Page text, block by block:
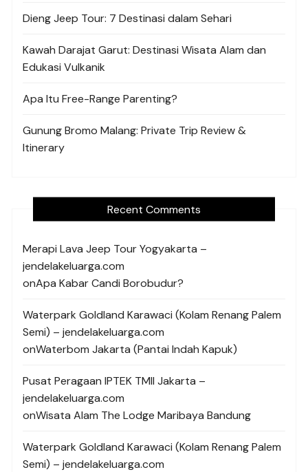
Dieng Jeep Tour: 7 Destinasi dalam Sehari
Kawah Darajat Garut: Destinasi Wisata Alam dan
Edukasi Vulkanik
Apa Itu Free-Range Parenting?
Gunung Bromo Malang: Private Trip Review &
Itinerary
Recent Comments
Merapi Lava Jeep Tour Yogyakarta –
jendelakeluarga.com
onApa Kabar Candi Borobudur?
Waterpark Goldland Karawaci (Kolam Renang Palem
Semi) – jendelakeluarga.com
onWaterbom Jakarta (Pantai Indah Kapuk)
Pusat Peragaan IPTEK TMII Jakarta –
jendelakeluarga.com
onWisata Alam The Lodge Maribaya Bandung
Waterpark Goldland Karawaci (Kolam Renang Palem
Semi) – jendelakeluarga.com